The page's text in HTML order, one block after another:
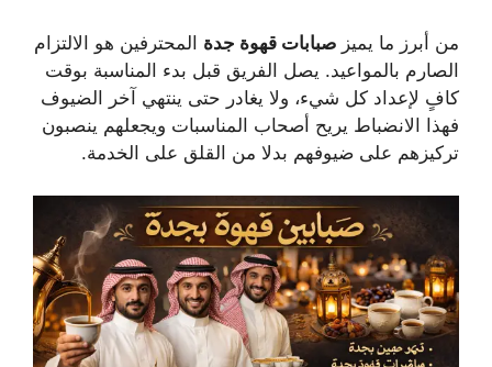
من أبرز ما يميز صبابات قهوة جدة المحترفين هو الالتزام
الصارم بالمواعيد. يصل الفريق قبل بدء المناسبة بوقت
كافٍ لإعداد كل شيء، ولا يغادر حتى ينتهي آخر الضيوف
فهذا الانضباط يريح أصحاب المناسبات ويجعلهم ينصبون
تركيزهم على ضيوفهم بدلا من القلق على الخدمة.